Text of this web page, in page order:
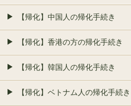
【帰化】中国人の帰化手続き
【帰化】香港の方の帰化手続き
【帰化】韓国人の帰化手続き
【帰化】ベトナム人の帰化手続き